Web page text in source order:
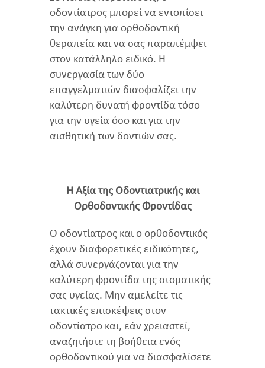
οδοντίατρος μπορεί να εντοπίσει
την ανάγκη για ορθοδοντική
θεραπεία και να σας παραπέμψει
στον κατάλληλο ειδικό. Η
συνεργασία των δύο
επαγγελματιών διασφαλίζει την
καλύτερη δυνατή φροντίδα τόσο
για την υγεία όσο και για την
αισθητική των δοντιών σας.
Η Αξία της Οδοντιατρικής και
Ορθοδοντικής Φροντίδας
Ο οδοντίατρος και ο ορθοδοντικός
έχουν διαφορετικές ειδικότητες,
αλλά συνεργάζονται για την
καλύτερη φροντίδα της στοματικής
σας υγείας. Μην αμελείτε τις
τακτικές επισκέψεις στον
οδοντίατρο και, εάν χρειαστεί,
αναζητήστε τη βοήθεια ενός
ορθοδοντικού για να διασφαλίσετε